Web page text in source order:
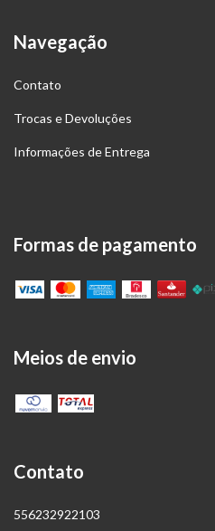
Navegação
Contato
Trocas e Devoluções
Informações de Entrega
Formas de pagamento
Meios de envio
Contato
556232922103